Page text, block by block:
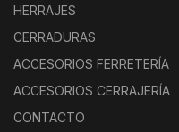
HERRAJES
CERRADURAS
ACCESORIOS FERRETERÍA
ACCESORIOS CERRAJERÍA
CONTACTO